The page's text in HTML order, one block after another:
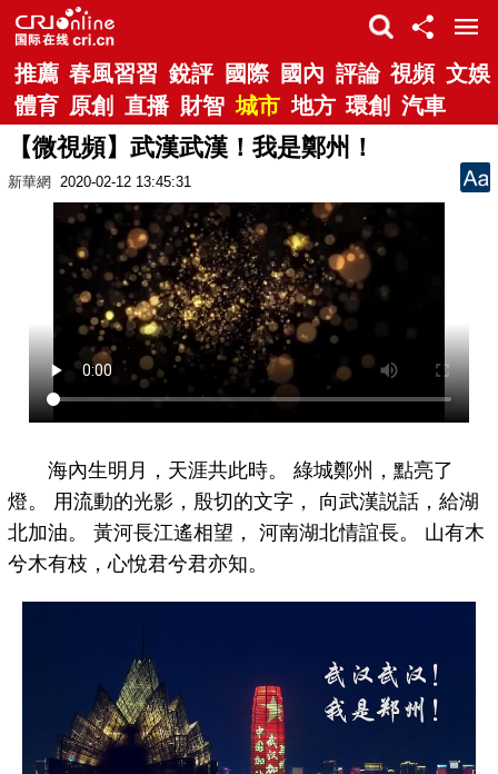
推薦 春風習習 銳評 國際 國內 評論 視頻 文娛
體育 原創 直播 財智 城市 地方 環創 汽車
【微視頻】武漢武漢！我是鄭州！
新華網 2020-02-12 13:45:31
海內生明月，天涯共此時。 綠城鄭州，點亮了
燈。 用流動的光影，殷切的文字， 向武漢説話，給湖
北加油。 黃河長江遙相望， 河南湖北情誼長。 山有木
兮木有枝，心悅君兮君亦知。